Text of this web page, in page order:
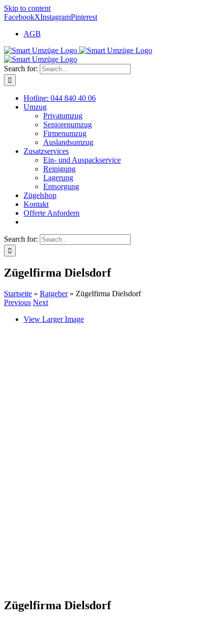
Skip to content
FacebookXInstagramPinterest
AGB
Search for:
Hotline: 044 840 40 06
Umzug
Privatumzug
Seniorenumzug
Firmenumzug
Auslandsumzug
Zusatzservices
Ein- und Auspackservice
Reinigung
Lagerung
Entsorgung
Zügelshop
Kontakt
Offerte Anfordern
Search for:
Zügelfirma Dielsdorf
Startseite » Ratgeber» Zügelfirma Dielsdorf
Previous Next
View Larger Image
Zügelfirma Dielsdorf